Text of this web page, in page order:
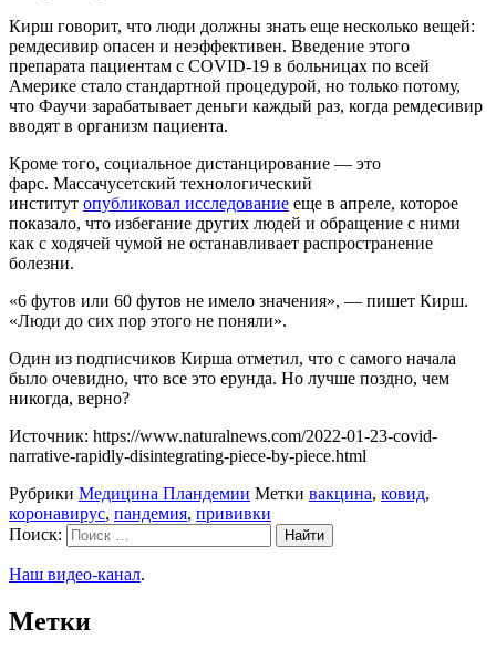
Кирш говорит, что люди должны знать еще несколько вещей:
ремдесивир опасен и неэффективен. Введение этого
препарата пациентам с COVID-19 в больницах по всей
Америке стало стандартной процедурой, но только потому,
что Фаучи зарабатывает деньги каждый раз, когда ремдесивир
вводят в организм пациента.
Кроме того, социальное дистанцирование — это
фарс. Массачусетский технологический
институт опубликовал исследование еще в апреле, которое
показало, что избегание других людей и обращение с ними
как с ходячей чумой не останавливает распространение
болезни.
«6 футов или 60 футов не имело значения», — пишет Кирш.
«Люди до сих пор этого не поняли».
Один из подписчиков Кирша отметил, что с самого начала
было очевидно, что все это ерунда. Но лучше поздно, чем
никогда, верно?
Источник: https://www.naturalnews.com/2022-01-23-covid-
narrative-rapidly-disintegrating-piece-by-piece.html
Рубрики Медицина Пландемии Метки вакцина, ковид,
коронавирус, пандемия, прививки
Поиск:
Наш видео-канал.
Метки